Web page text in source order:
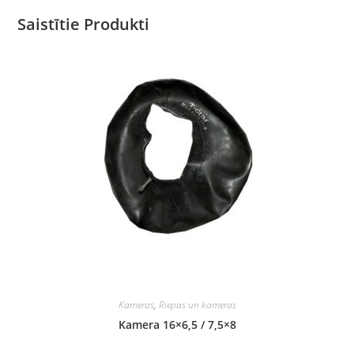
Saistītie Produkti
Kameras, Riepas un kameras
Kamera 16×6,5 / 7,5×8